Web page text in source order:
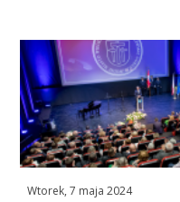
Wtorek, 7 maja 2024